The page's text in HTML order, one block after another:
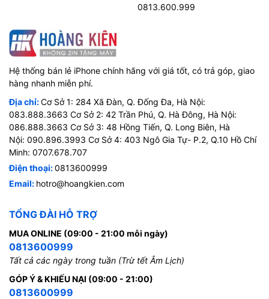
0813.600.999
Hệ thống bán lẻ iPhone chính hãng với giá tốt, có trả góp, giao
hàng nhanh miễn phí.
Địa chỉ:Cơ Sở 1: 284 Xã Đàn, Q. Đống Đa, Hà Nội:
083.888.3663 Cơ Sở 2: 42 Trần Phú, Q. Hà Đông, Hà Nội:
086.888.3663 Cơ Sở 3: 48 Hồng Tiến, Q. Long Biên, Hà
Nội: 090.896.3993 Cơ Sở 4: 403 Ngô Gia Tự- P.2, Q.10 Hồ Chí
Minh: 0707.678.707
Điện thoại:0813600999
Email: hotro@hoangkien.com
TỔNG ĐÀI HỖ TRỢ
MUA ONLINE (09:00 - 21:00 mỗi ngày)
0813600999
Tất cả các ngày trong tuần (Trừ tết Âm Lịch)
GÓP Ý & KHIẾU NẠI (09:00 - 21:00)
0813600999